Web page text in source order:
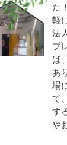
た
軽
法
プ
ば
あ
場
て
す
や